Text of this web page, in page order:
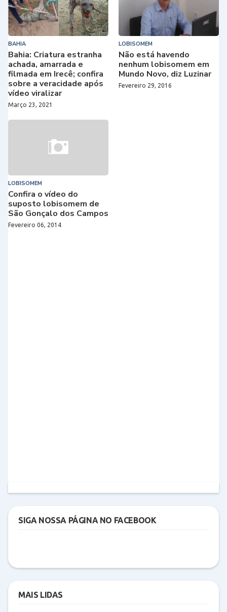
BAHIA
Bahia: Criatura estranha
achada, amarrada e
filmada em Irecê; confira
sobre a veracidade após
vídeo viralizar
Março 23, 2021
LOBISOMEM
Não está havendo
nenhum lobisomem em
Mundo Novo, diz Luzinar
Fevereiro 29, 2016
LOBISOMEM
Confira o vídeo do
suposto lobisomem de
São Gonçalo dos Campos
Fevereiro 06, 2014
SIGA NOSSA PÁGINA NO FACEBOOK
MAIS LIDAS